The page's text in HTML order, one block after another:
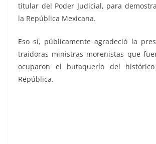
titular del Poder Judicial, para
la República Mexicana.
Eso sí, públicamente agradeció la
traidoras ministras morenistas que
ocuparon el butaquerío del
República.